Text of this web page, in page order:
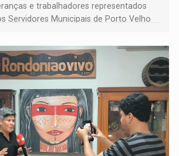
e trabalhadores representados
Servidores Municipais de Porto Velho